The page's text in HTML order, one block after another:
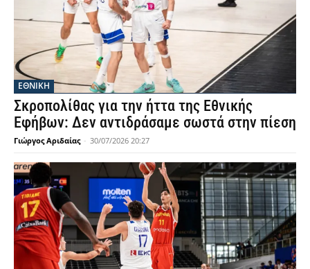
ΕΘΝΙΚΉ
Σκροπολίθας για την ήττα της Εθνικής
Εφήβων: Δεν αντιδράσαμε σωστά στην πίεση
Γιώργος Αριδαίας - 30/07/2026 20:27